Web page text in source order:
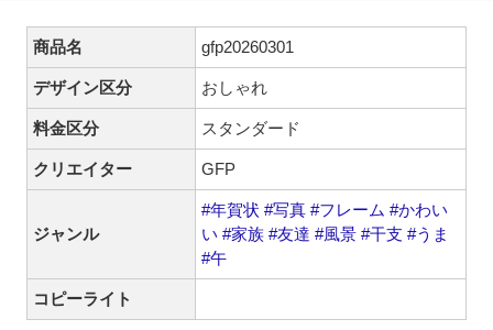
商品名 gfp20260301
デザイン区分 おしゃれ
料金区分 スタンダード
クリエイター GFP
ジャンル
#年賀状 #写真 #フレーム #かわい
い #家族 #友達 #風景 #干支 #うま
#午
コピーライト